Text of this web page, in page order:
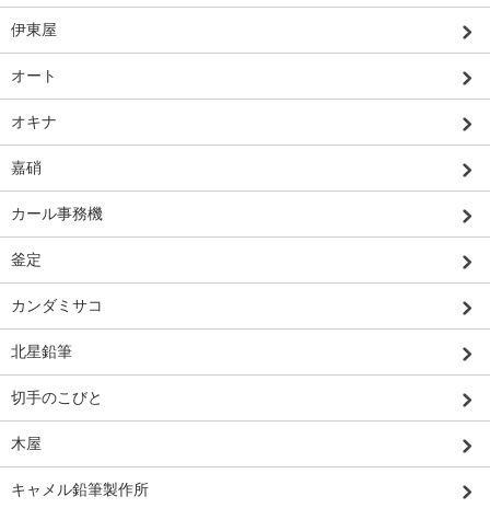
伊東屋
オート
オキナ
嘉硝
カール事務機
釜定
カンダミサコ
北星鉛筆
切手のこびと
木屋
キャメル鉛筆製作所